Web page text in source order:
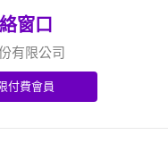
窗口
有限公司
付費會員